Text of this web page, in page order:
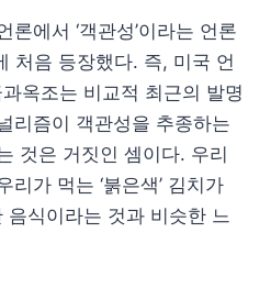
에서 ‘객관성’이라는 언론
처음 등장했다. 즉, 미국 언
옥조는 비교적 최근의 발명
리즘이 객관성을 추종하는
것은 거짓인 셈이다. 우리
가 먹는 ‘붉은색’ 김치가
식이라는 것과 비슷한 느